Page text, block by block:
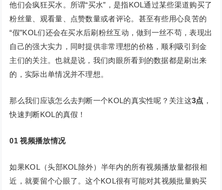
他们会疯狂买水。所谓“买水”，是指KOL通过某些渠道购买了
粉丝量、观看量、点赞数量或者评论。甚至有些用心良苦的
“假”KOL们还会在买水后刷粉丝互动，做到一丝不苟，表现出
自己的强大实力，同时提供非常理想的价格，顺利吸引到金
主们的关注。也就是说，我们肉眼所看到的数据都是刷出来
的，实际出单情况并不理想。
那么我们应该怎么去判断一个KOL的真实性呢？关注这3点 ，
快速判断KOL的真假！
01 视频播放情况
如果KOL（头部KOL除外）半年内的所有视频播放量都很相
近，就要留个心眼了。这个KOL很有可能对其视频批量购买